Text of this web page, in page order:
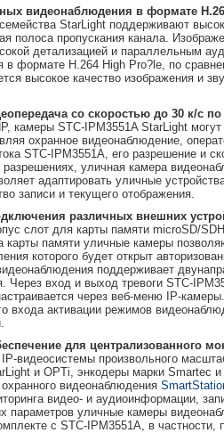
видеонаблюдения в формате
StarLight поддерживают
полоса пропускания канала.
детализацией и параллельным
в формате H.264 High Pro?le, по
высокое качество изображения и
со скоростью до 30 к/с
камеры STC-IPM3551A StarLight
охранное видеонаблюдение,
STC-IPM3551A, его разрешение и
уличная камера
адаптировать уличные
записи и текущего отображения.
различных внешних
слот для карты памяти microSD/
карты памяти уличные камеры
которого будет открыт
поддерживает
Через вход и выход тревоги STC-
через веб-меню IP-
входа активации режимов
для централизованного
видеосистемы произвольного
и OPTi, энкодеры марки Smartec
видеонаблюдения
видео- и аудиоинформации,
параметров уличные камеры
с STC-IPM3551A, в